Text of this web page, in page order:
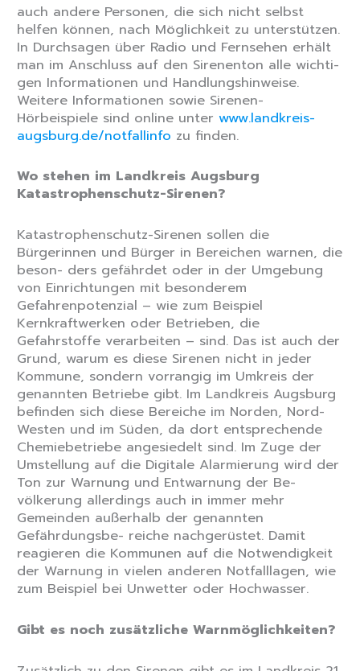
auch andere Personen, die sich nicht selbst
helfen können, nach Möglichkeit zu unterstützen.
In Durchsagen über Radio und Fernsehen erhält
man im Anschluss auf den Sirenenton alle wichti-
gen Informationen und Handlungshinweise.
Weitere Informationen sowie Sirenen-
Hörbeispiele sind online unter www.landkreis-
augsburg.de/notfallinfo zu finden.
Wo stehen im Landkreis Augsburg
Katastrophenschutz-Sirenen?
Katastrophenschutz-Sirenen sollen die
Bürgerinnen und Bürger in Bereichen warnen, die
beson- ders gefährdet oder in der Umgebung
von Einrichtungen mit besonderem
Gefahrenpotenzial – wie zum Beispiel
Kernkraftwerken oder Betrieben, die
Gefahrstoffe verarbeiten – sind. Das ist auch der
Grund, warum es diese Sirenen nicht in jeder
Kommune, sondern vorrangig im Umkreis der
genannten Betriebe gibt. Im Landkreis Augsburg
befinden sich diese Bereiche im Norden, Nord-
Westen und im Süden, da dort entsprechende
Chemiebetriebe angesiedelt sind. Im Zuge der
Umstellung auf die Digitale Alarmierung wird der
Ton zur Warnung und Entwarnung der Be-
völkerung allerdings auch in immer mehr
Gemeinden außerhalb der genannten
Gefährdungsbe- reiche nachgerüstet. Damit
reagieren die Kommunen auf die Notwendigkeit
der Warnung in vielen anderen Notfalllagen, wie
zum Beispiel bei Unwetter oder Hochwasser.
Gibt es noch zusätzliche Warnmöglichkeiten?